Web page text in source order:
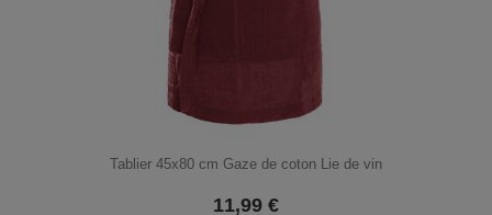
Tablier 45x80 cm Gaze de coton Lie de vin
11,99 €